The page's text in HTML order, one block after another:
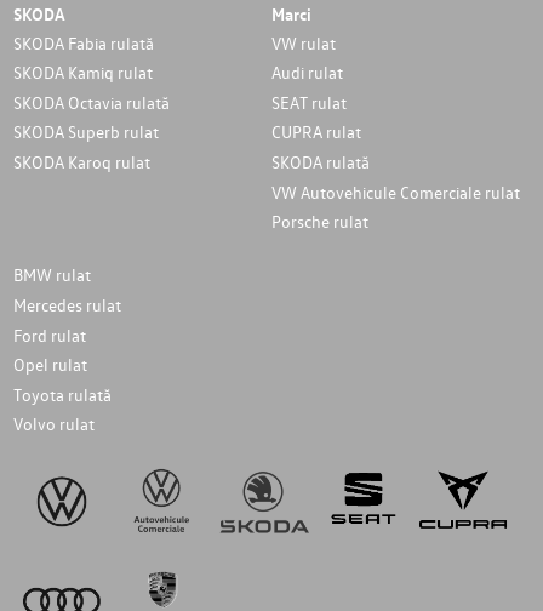
SKODA
SKODA Fabia rulată
SKODA Kamiq rulat
SKODA Octavia rulată
SKODA Superb rulat
SKODA Karoq rulat
Marci
VW rulat
Audi rulat
SEAT rulat
CUPRA rulat
SKODA rulată
VW Autovehicule Comerciale rulat
Porsche rulat
BMW rulat
Mercedes rulat
Ford rulat
Opel rulat
Toyota rulată
Volvo rulat